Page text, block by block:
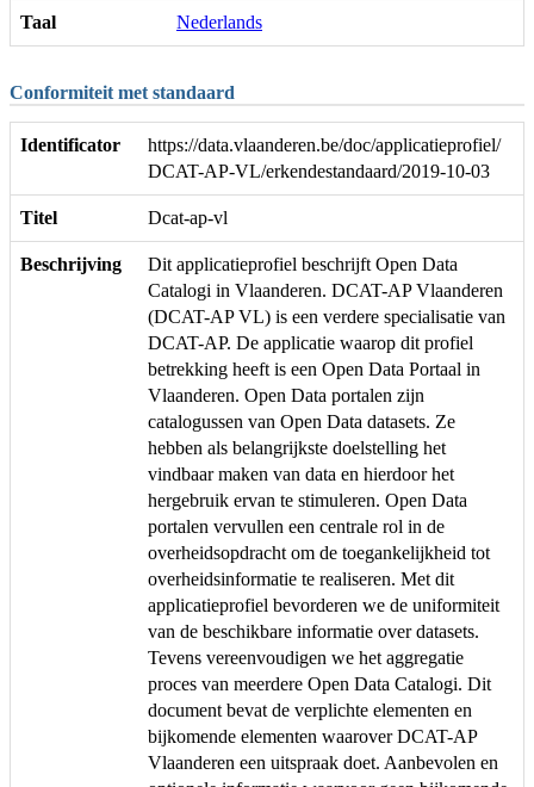
Taal Nederlands
Conformiteit met standaard
Identificator
https://data.vlaanderen.be/doc/applicatieprofiel/
DCAT-AP-VL/erkendestandaard/2019-10-03
Titel Dcat-ap-vl
Beschrijving
Dit applicatieprofiel beschrijft Open Data
Catalogi in Vlaanderen. DCAT-AP Vlaanderen
(DCAT-AP VL) is een verdere specialisatie van
DCAT-AP. De applicatie waarop dit profiel
betrekking heeft is een Open Data Portaal in
Vlaanderen. Open Data portalen zijn
catalogussen van Open Data datasets. Ze
hebben als belangrijkste doelstelling het
vindbaar maken van data en hierdoor het
hergebruik ervan te stimuleren. Open Data
portalen vervullen een centrale rol in de
overheidsopdracht om de toegankelijkheid tot
overheidsinformatie te realiseren. Met dit
applicatieprofiel bevorderen we de uniformiteit
van de beschikbare informatie over datasets.
Tevens vereenvoudigen we het aggregatie
proces van meerdere Open Data Catalogi. Dit
document bevat de verplichte elementen en
bijkomende elementen waarover DCAT-AP
Vlaanderen een uitspraak doet. Aanbevolen en